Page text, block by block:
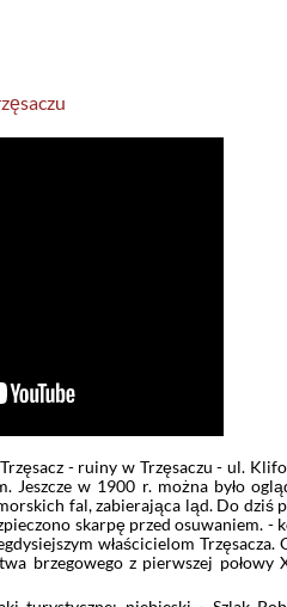
- ruiny w Trzęsaczu - ul.
w 1900 r. można było
fal, zabierająca ląd. Do dziś
skarpę przed osuwaniem. -
właścicielom Trzęsacza.
brzegowego z pierwszej połowy